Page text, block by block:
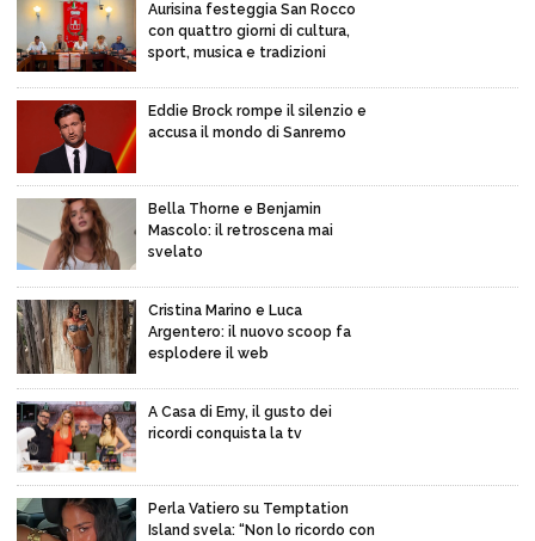
Aurisina festeggia San Rocco
con quattro giorni di cultura,
sport, musica e tradizioni
Eddie Brock rompe il silenzio e
accusa il mondo di Sanremo
Bella Thorne e Benjamin
Mascolo: il retroscena mai
svelato
Cristina Marino e Luca
Argentero: il nuovo scoop fa
esplodere il web
A Casa di Emy, il gusto dei
ricordi conquista la tv
Perla Vatiero su Temptation
Island svela: “Non lo ricordo con